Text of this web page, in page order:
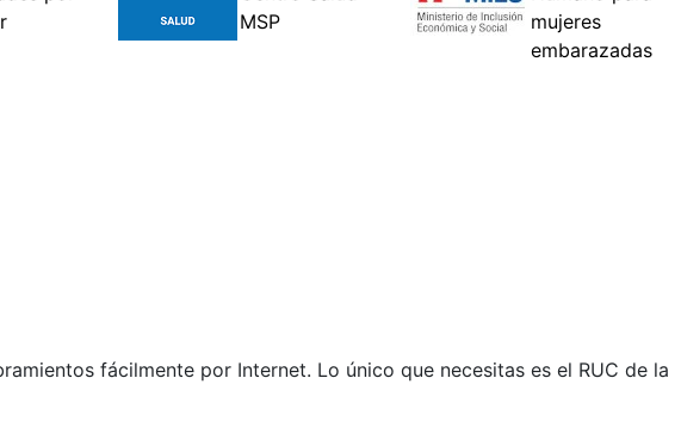
fácilmente por Internet. Lo único que necesitas es el RUC de la